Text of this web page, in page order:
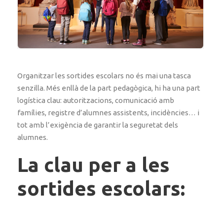
Organitzar les sortides escolars no és mai una tasca
senzilla. Més enllà de la part pedagògica, hi ha una part
logística clau: autoritzacions, comunicació amb
famílies, registre d’alumnes assistents, incidències… i
tot amb l’exigència de garantir la seguretat dels
alumnes.
La clau per a les
sortides escolars: